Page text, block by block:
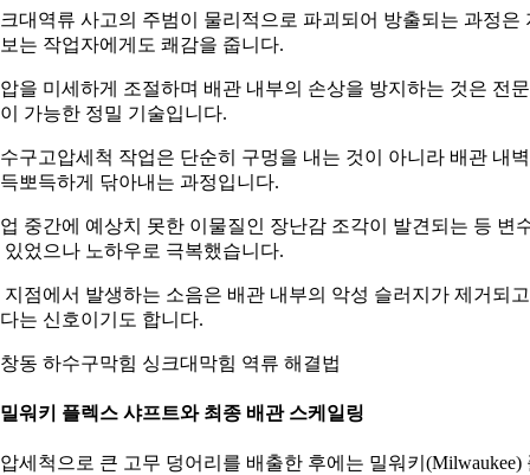
대역류 사고의 주범이 물리적으로 파괴되어 방출되는 과정은
는 작업자에게도 쾌감을 줍니다.
을 미세하게 조절하며 배관 내부의 손상을 방지하는 것은 전
가능한 정밀 기술입니다.
구고압세척 작업은 단순히 구멍을 내는 것이 아니라 배관 내
뽀득하게 닦아내는 과정입니다.
중간에 예상치 못한 이물질인 장난감 조각이 발견되는 등 변
있었으나 노하우로 극복했습니다.
지점에서 발생하는 소음은 배관 내부의 악성 슬러지가 제거되고
는 신호이기도 합니다.
동 하수구막힘 싱크대막힘 역류 해결법
워키 플렉스 샤프트와 최종 배관 스케일링
세척으로 큰 고무 덩어리를 배출한 후에는 밀워키(Milwaukee)